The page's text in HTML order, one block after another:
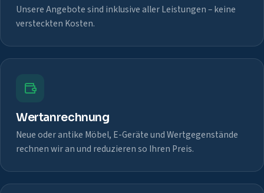
Unsere Angebote sind inklusive aller Leistungen – keine
versteckten Kosten.
Wertanrechnung
Neue oder antike Möbel, E-Geräte und Wertgegenstände
rechnen wir an und reduzieren so Ihren Preis.